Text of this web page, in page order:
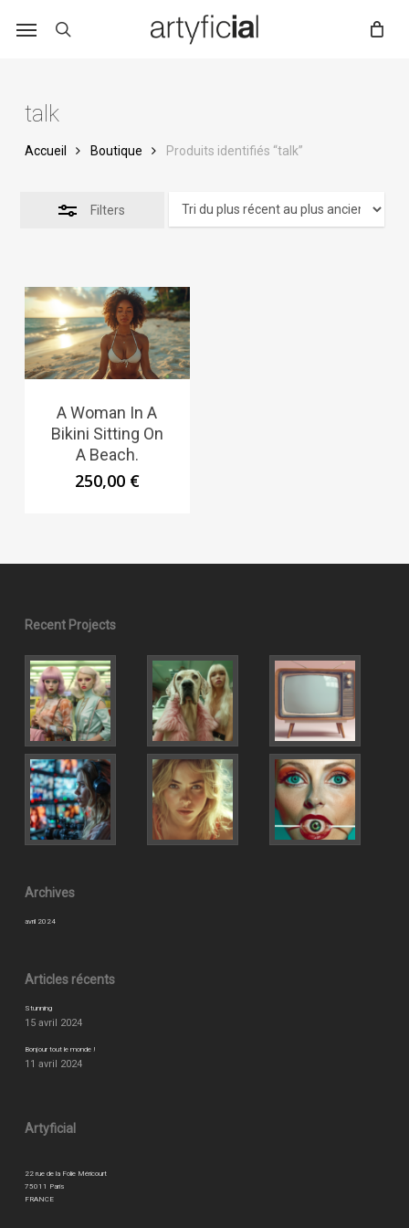
talk
Accueil Boutique Produits identifiés “talk”
Filters
A Woman In A
Bikini Sitting On
A Beach.
250,00 €
Recent Projects
Archives
avril 2024
Articles récents
Stunning
15 avril 2024
Bonjour tout le monde !
11 avril 2024
Artyficial
22 rue de la Folie Méricourt
75011 Paris
FRANCE